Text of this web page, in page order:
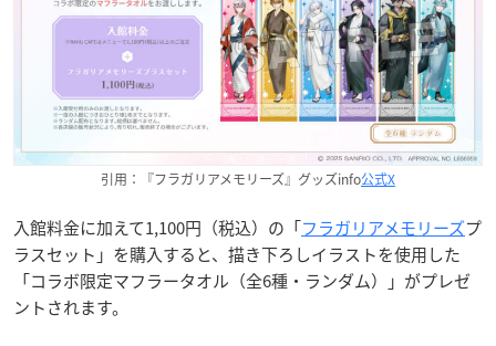
引用：『フラガリアメモリーズ』グッズinfo公式X
入館料金に加えて1,100円（税込）の「フラガリアメモリーズプ
ラスセット」を購入すると、描き下ろしイラストを使用した
「コラボ限定マフラータオル（全6種・ランダム）」がプレゼ
ントされます。